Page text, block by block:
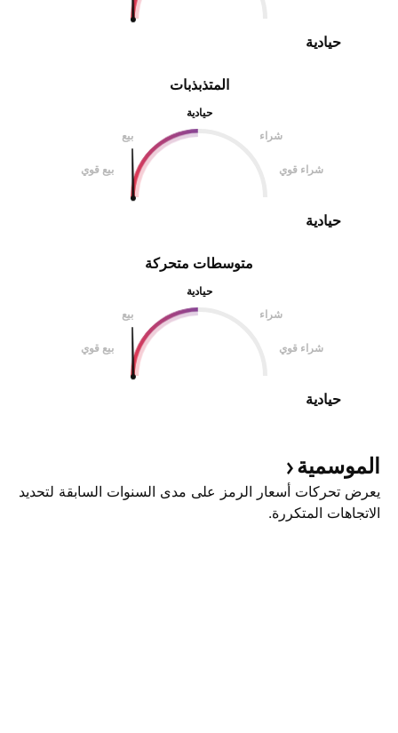
المتذبذبات
حيادية
بيع
شراء
بيع قوي شراء قوي
حيادية
حيادية
متوسطات متحركة
حيادية
بيع
شراء
بيع قوي شراء قوي
حيادية
الموسمية
يعرض تحركات أسعار الرمز على مدى السنوات السابقة لتحديد
الاتجاهات المتكررة.